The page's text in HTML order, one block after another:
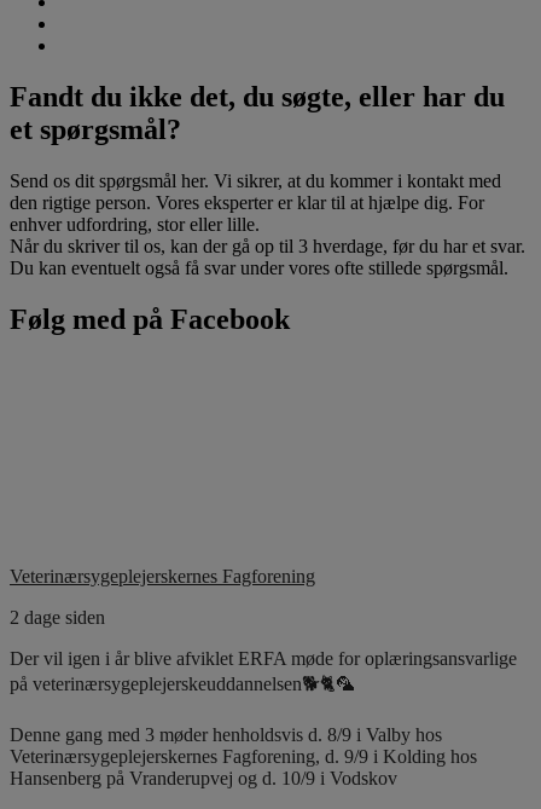
Fandt du ikke det, du søgte, eller har du
et spørgsmål?
Send os dit spørgsmål her. Vi sikrer, at du kommer i kontakt med
den rigtige person. Vores eksperter er klar til at hjælpe dig. For
enhver udfordring, stor eller lille.
Når du skriver til os, kan der gå op til 3 hverdage, før du har et svar.
Du kan eventuelt også få svar under vores ofte stillede spørgsmål.
Følg med på Facebook
Veterinærsygeplejerskernes Fagforening
2 dage siden
Der vil igen i år blive afviklet ERFA møde for oplæringsansvarlige
på veterinærsygeplejerskeuddannelsen🐕🐈🦜
Denne gang med 3 møder henholdsvis d. 8/9 i Valby hos
Veterinærsygeplejerskernes Fagforening, d. 9/9 i Kolding hos
Hansenberg på Vranderupvej og d. 10/9 i Vodskov